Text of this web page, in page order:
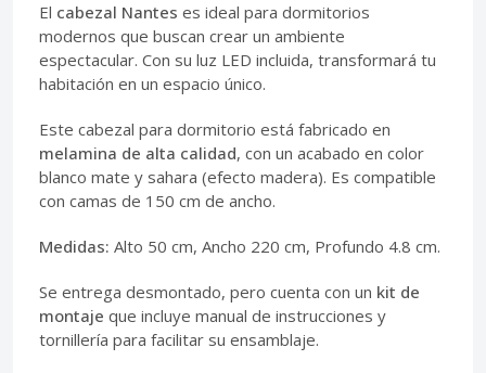
El cabezal Nantes es ideal para dormitorios
modernos que buscan crear un ambiente
espectacular. Con su luz LED incluida, transformará tu
habitación en un espacio único.
Este cabezal para dormitorio está fabricado en
melamina de alta calidad, con un acabado en color
blanco mate y sahara (efecto madera). Es compatible
con camas de 150 cm de ancho.
Medidas: Alto 50 cm, Ancho 220 cm, Profundo 4.8 cm.
Se entrega desmontado, pero cuenta con un kit de
montaje que incluye manual de instrucciones y
tornillería para facilitar su ensamblaje.